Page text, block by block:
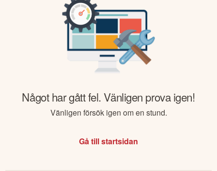
Något har gått fel. Vänligen prova igen!
Vänligen försök igen om en stund.
Gå till startsidan